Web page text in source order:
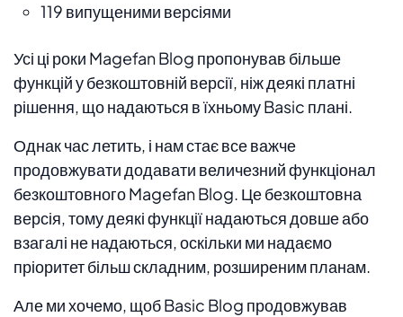
119 випущеними версіями
Усі ці роки Magefan Blog пропонував більше
функцій у безкоштовній версії, ніж деякі платні
рішення, що надаються в їхньому Basic плані.
Однак час летить, і нам стає все важче
продовжувати додавати величезний функціонал
безкоштовного Magefan Blog. Це безкоштовна
версія, тому деякі функції надаються довше або
взагалі не надаються, оскільки ми надаємо
пріоритет більш складним, розширеним планам.
Але ми хочемо, щоб Basic Blog продовжував